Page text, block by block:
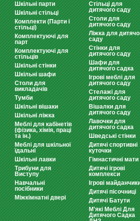
Шкільні парти
Шкільні стільці
Комплекти (Парти і
стільці)
Комплектуючі для
парт
Комплектуючі для
стільців
Шкільні стінки
Шкільні шафи
Столи для
викладачів
Тумби
Шкільні вішаки
Шкільні ліжка
Меблі для кабінетів
(фізика, хімія, праці
та ін.)
Меблі для шкільної
їдальні
Шкільні лавки
Трибуни для
Виступу
Навчальні
посібники
Міжкімнатні двері
Стільці для
дитячого саду
Столи для
дитячого саду
Ліжка для
саду
Стінки для
дитячого саду
Шафи для
дитячого садка
Ігрові меблі для
дитячого саду
Стелажі для
дитячого саду
Вішалки для
дитячого саду
Лавочки для
дитячого садка
Шведські стінки
Дитячі спортивні
куточки
Гімнастичні мати
Дитячі ігрові
комплекси
Ігрові
Дитячі пісочниці
Дитячі Батути
М'які Меблі Для
Дитячого Садка